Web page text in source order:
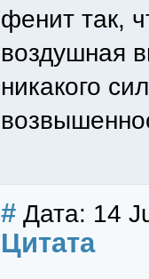
фенит так,
воздушная
никакого
# Дата: 14
Цитата